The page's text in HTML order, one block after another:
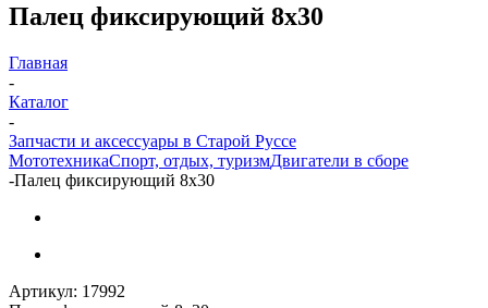
Палец фиксирующий 8х30
Главная
-
Каталог
-
Запчасти и аксессуары в Старой Руссе
МототехникаСпорт, отдых, туризмДвигатели в сборе
-Палец фиксирующий 8х30
Артикул: 17992